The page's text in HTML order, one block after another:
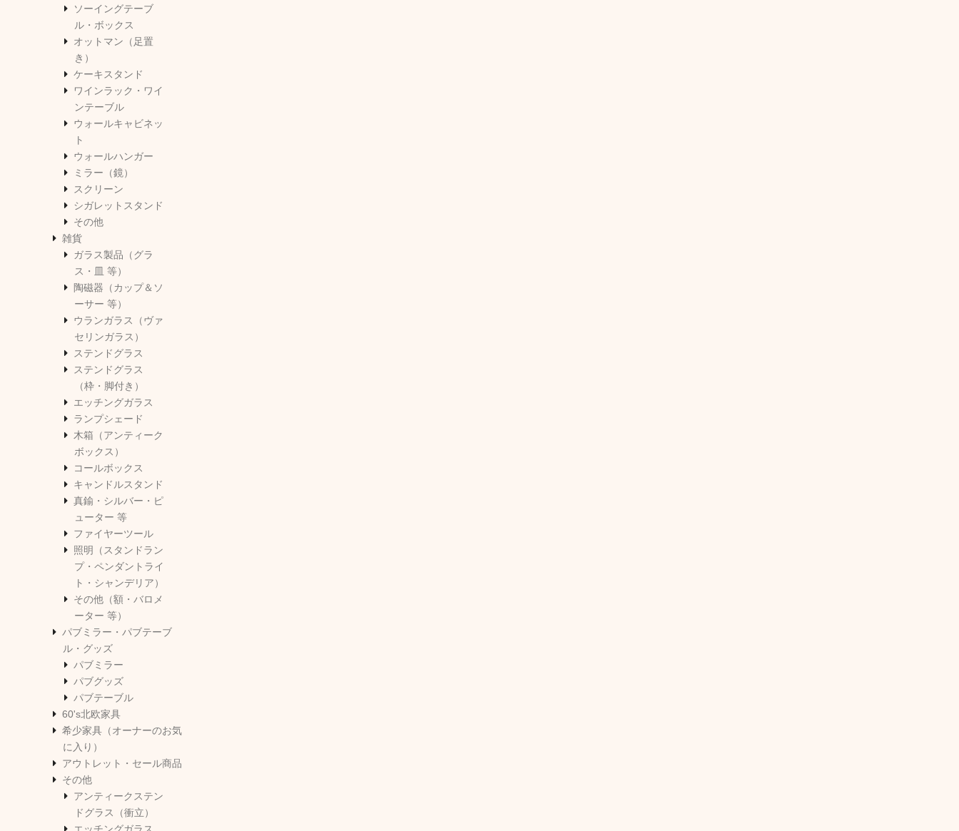
ソーイングテーブ
ル・ボックス
オットマン（足置
き）
ケーキスタンド
ワインラック・ワイ
ンテーブル
ウォールキャビネッ
ト
ウォールハンガー
ミラー（鏡）
スクリーン
シガレットスタンド
その他
雑貨
ガラス製品（グラ
ス・皿 等）
陶磁器（カップ＆ソ
ーサー 等）
ウランガラス（ヴァ
セリンガラス）
ステンドグラス
ステンドグラス
（枠・脚付き）
エッチングガラス
ランプシェード
木箱（アンティーク
ボックス）
コールボックス
キャンドルスタンド
真鍮・シルバー・ピ
ューター 等
ファイヤーツール
照明（スタンドラン
プ・ペンダントライ
ト・シャンデリア）
その他（額・バロメ
ーター 等）
パブミラー・パブテーブ
ル・グッズ
パブミラー
パブグッズ
パブテーブル
60's北欧家具
希少家具（オーナーのお気
に入り）
アウトレット・セール商品
その他
アンティークステン
ドグラス（衝立）